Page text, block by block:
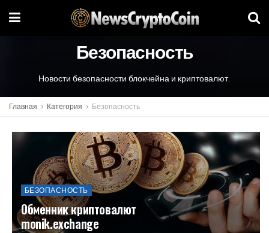
Безопасность
Новости безопасности блокчейна и криптовалют.
Главная Категория Безопасность
БЕЗОПАСНОСТЬ
Обменник криптовалют
monik.exchange